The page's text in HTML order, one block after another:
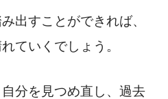
出すことができれば、
ていくでしょう。
分を見つめ直し、過去